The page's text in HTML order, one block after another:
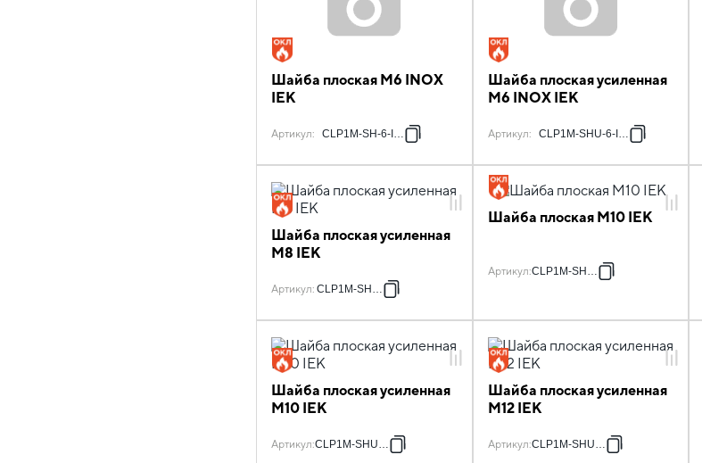
Шайба плоская М6 INOX
IEK
Артикул: CLP1M-SH-6-INOX
Шайба плоская усиленная
М6 INOX IEK
Артикул: CLP1M-SHU-6-INOX
Шайба плоская усиленная
M8 IEK
Артикул: CLP1M-SHU-8
Шайба плоская M10 IEK
Артикул:CLP1M-SH-10
Шайба плоская усиленная
M10 IEK
Артикул:CLP1M-SHU-10
Шайба плоская усиленная
M12 IEK
Артикул:CLP1M-SHU-12